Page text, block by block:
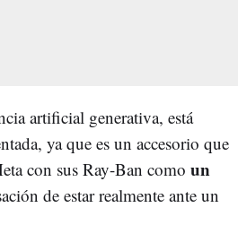
artificial generativa, está
ya que es un accesorio que
con sus Ray-Ban como un
de estar realmente ante un